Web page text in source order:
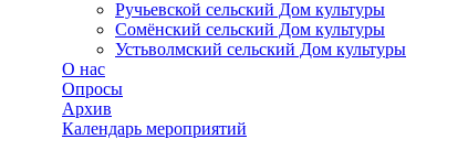
Ручьевской сельский Дом культуры
Сомёнский сельский Дом культуры
Устьволмский сельский Дом культуры
О нас
Опросы
Архив
Календарь мероприятий